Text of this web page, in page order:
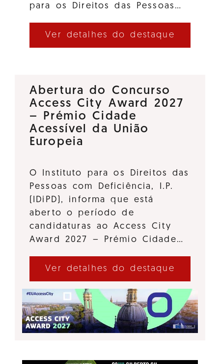
para os Direitos das Pessoas…
Ver detalhes do destaque
Abertura do Concurso
Access City Award 2027
– Prémio Cidade
Acessível da União
Europeia
O Instituto para os Direitos das
Pessoas com Deficiência, I.P.
(IDiPD), informa que está
aberto o período de
candidaturas ao Access City
Award 2027 – Prémio Cidade…
Ver detalhes do destaque